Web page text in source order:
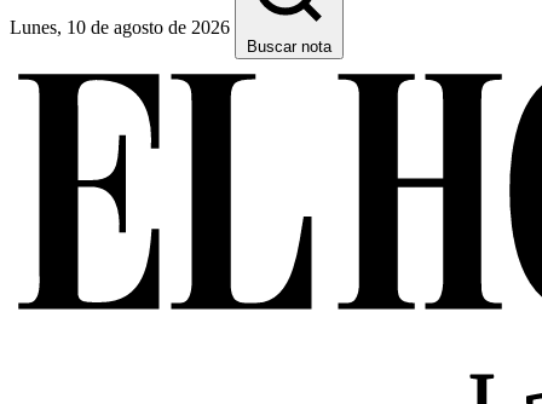
Lunes, 10 de agosto de 2026
Buscar nota